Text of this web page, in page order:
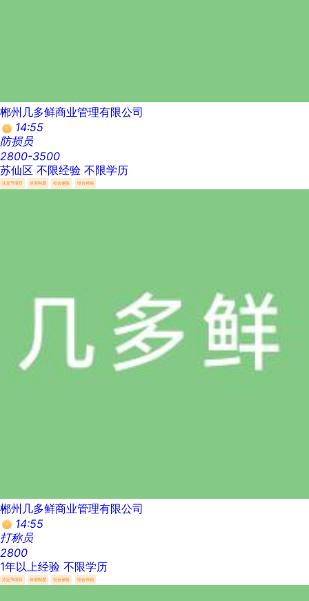
郴州几多鲜商业管理有限公司
14:55
防损员
2800-3500
苏仙区 不限经验 不限学历
法定节假日 休假制度 社会保险 综合补贴
郴州几多鲜商业管理有限公司
14:55
打称员
2800
1年以上经验 不限学历
法定节假日 休假制度 社会保险 综合补贴